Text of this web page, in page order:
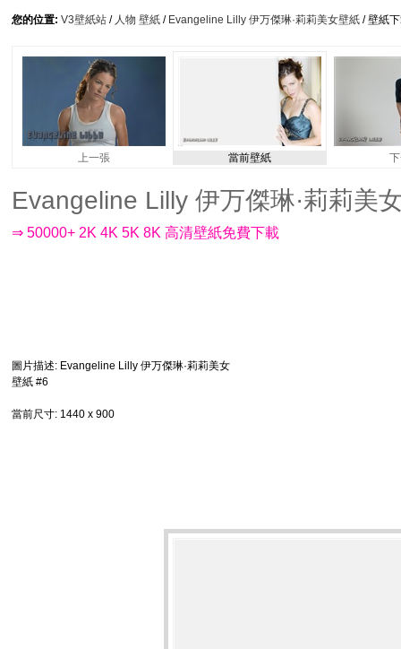
您的位置: V3壁紙站 / 人物 壁紙 / Evangeline Lilly 伊万傑琳·莉莉美女壁紙 / 壁紙
上一張 當前壁紙
Evangeline Lilly 伊万傑琳·莉莉美
⇒ 50000+ 2K 4K 5K 8K 高清壁紙免費下載
圖片描述: Evangeline Lilly 伊万傑琳·莉莉美女
壁紙 #6
當前尺寸: 1440 x 900